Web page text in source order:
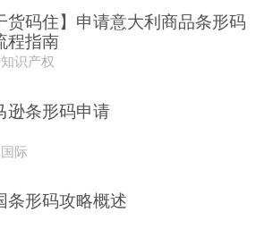
货码住】申请意大利商品条形码
程指南
识产权
逊条形码申请
际
条形码攻略概述